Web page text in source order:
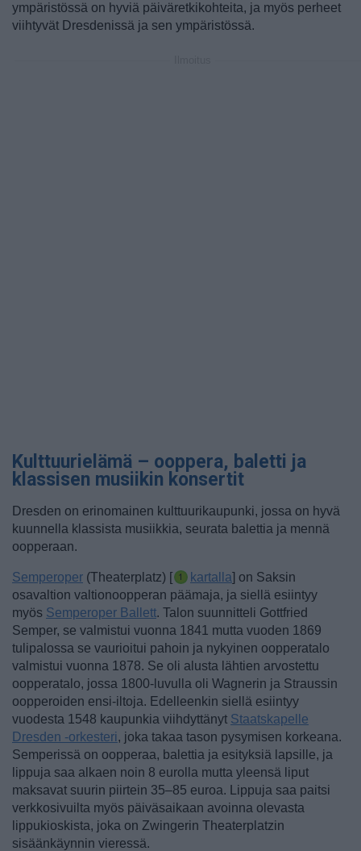
ympäristössä on hyviä päiväretkikohteita, ja myös perheet
viihtyvät Dresdenissä ja sen ympäristössä.
Kulttuurielämä – ooppera, baletti ja
klassisen musiikin konsertit
Dresden on erinomainen kulttuurikaupunki, jossa on hyvä
kuunnella klassista musiikkia, seurata balettia ja mennä
oopperaan.
Semperoper (Theaterplatz) [ kartalla] on Saksin
osavaltion valtionoopperan päämaja, ja siellä esiintyy
myös Semperoper Ballett. Talon suunnitteli Gottfried
Semper, se valmistui vuonna 1841 mutta vuoden 1869
tulipalossa se vaurioitui pahoin ja nykyinen oopperatalo
valmistui vuonna 1878. Se oli alusta lähtien arvostettu
oopperatalo, jossa 1800-luvulla oli Wagnerin ja Straussin
oopperoiden ensi-iltoja. Edelleenkin siellä esiintyy
vuodesta 1548 kaupunkia viihdyttänyt Staatskapelle
Dresden -orkesteri, joka takaa tason pysymisen korkeana.
Semperissä on oopperaa, balettia ja esityksiä lapsille, ja
lippuja saa alkaen noin 8 eurolla mutta yleensä liput
maksavat suurin piirtein 35–85 euroa. Lippuja saa paitsi
verkkosivuilta myös päiväsaikaan avoinna olevasta
lippukioskista, joka on Zwingerin Theaterplatzin
sisäänkäynnin vieressä.